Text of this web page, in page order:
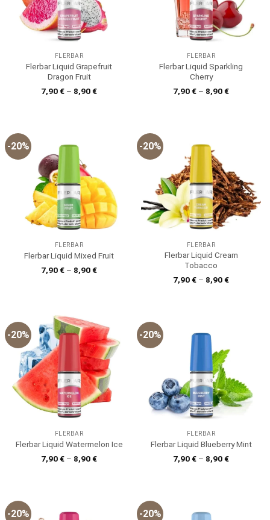
FLERBAR
Flerbar Liquid Grapefruit
Dragon Fruit
7,90€ – 8,90€
FLERBAR
Flerbar Liquid Sparkling
Cherry
7,90€ – 8,90€
-20%
FLERBAR
Flerbar Liquid Mixed Fruit
7,90€ – 8,90€
-20%
FLERBAR
Flerbar Liquid Cream
Tobacco
7,90€ – 8,90€
-20%
FLERBAR
Flerbar Liquid Watermelon Ice
7,90€ – 8,90€
-20%
FLERBAR
Flerbar Liquid Blueberry Mint
7,90€ – 8,90€
-20% -20%